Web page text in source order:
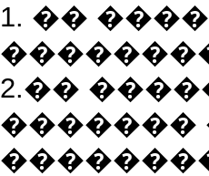
1. ��
2.��
�������